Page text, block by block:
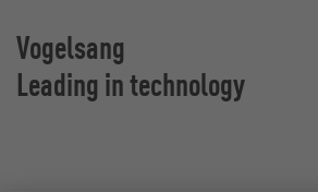
Vogelsang
Leading in technology